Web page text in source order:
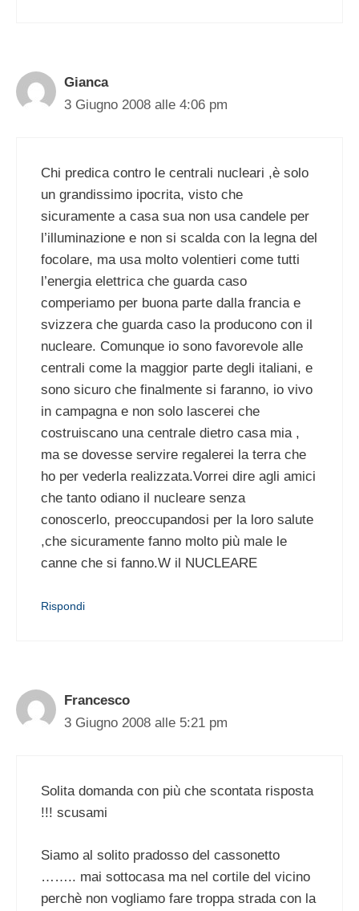
Gianca
3 Giugno 2008 alle 4:06 pm
Chi predica contro le centrali nucleari ,è solo
un grandissimo ipocrita, visto che
sicuramente a casa sua non usa candele per
l’illuminazione e non si scalda con la legna del
focolare, ma usa molto volentieri come tutti
l’energia elettrica che guarda caso
comperiamo per buona parte dalla francia e
svizzera che guarda caso la producono con il
nucleare. Comunque io sono favorevole alle
centrali come la maggior parte degli italiani, e
sono sicuro che finalmente si faranno, io vivo
in campagna e non solo lascerei che
costruiscano una centrale dietro casa mia ,
ma se dovesse servire regalerei la terra che
ho per vederla realizzata.Vorrei dire agli amici
che tanto odiano il nucleare senza
conoscerlo, preoccupandosi per la loro salute
,che sicuramente fanno molto più male le
canne che si fanno.W il NUCLEARE
Rispondi
Francesco
3 Giugno 2008 alle 5:21 pm
Solita domanda con più che scontata risposta
!!! scusami
Siamo al solito pradosso del cassonetto
…….. mai sottocasa ma nel cortile del vicino
perchè non vogliamo fare troppa strada con la